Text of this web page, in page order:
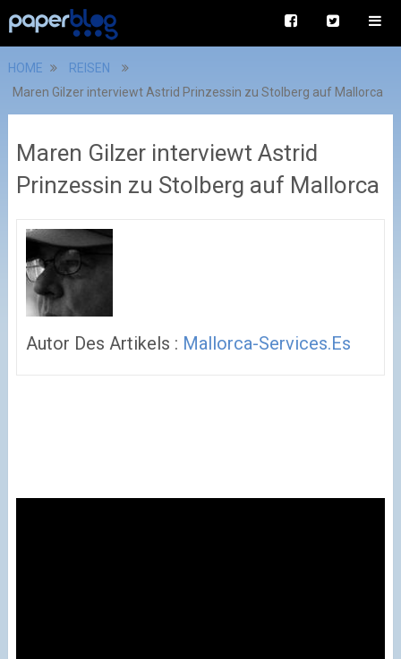
HOME
REISEN
Maren Gilzer interviewt Astrid Prinzessin zu Stolberg auf Mallorca
Maren Gilzer interviewt Astrid
Prinzessin zu Stolberg auf Mallorca
Autor Des Artikels : Mallorca-Services.es